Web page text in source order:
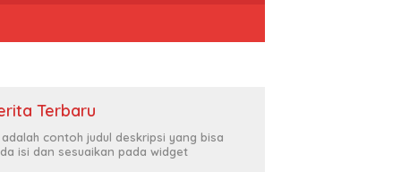
Terbaru
adalah contoh judul deskripsi yang bisa
isi dan sesuaikan pada widget